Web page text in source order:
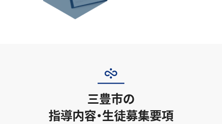
三豊市の
指導内容・生徒募集要項